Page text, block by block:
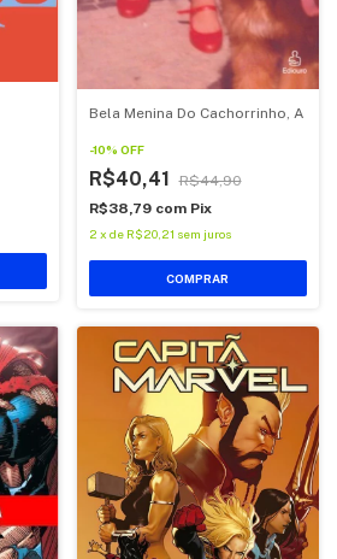
Bela Menina Do Cachorrinho, A
-10% OFF
R$40,41
R$44,90
R$38,79 com Pix
2 x de R$20,21 sem juros
COMPRAR